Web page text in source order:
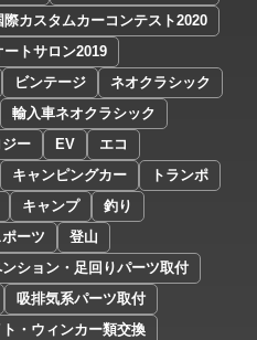
際カスタムカーコンテスト2020
ートサロン2019
ビンテージ
ネオクラシック
輸入車ネオクラシック
ー EV
エコ
キャンピングカー
トランポ
キャンプ
釣り
ーツ
登山
ション・足回りパーツ取付
吸排気系パーツ取付
ト・ウィンカー類交換